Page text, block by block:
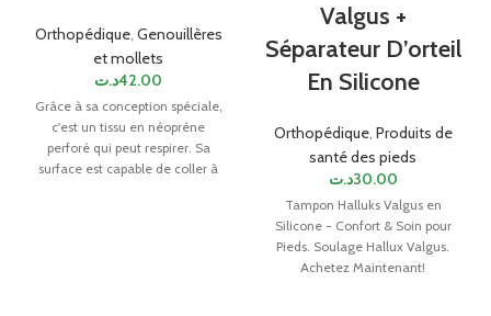
Orthopédique, Genouillères
et mollets
42.00د.ت
Grâce à sa conception spéciale,
c'est un tissu en néoprène
perforé qui peut respirer. Sa
surface est capable de coller à
Valgus +
Séparateur D’orteil
En Silicone
Orthopédique, Produits de
santé des pieds
30.00د.ت
Tampon Halluks Valgus en
Silicone - Confort & Soin pour
Pieds. Soulage Hallux Valgus.
Achetez Maintenant!